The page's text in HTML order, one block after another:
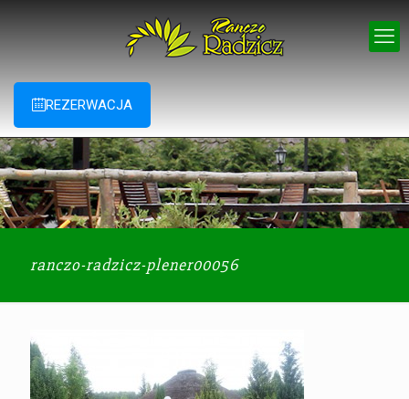
REZERWACJA
ranczo-radzicz-plener00056